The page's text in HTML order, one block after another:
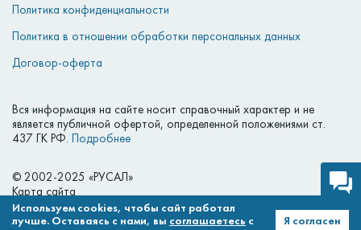
© 2002-2025 «РУСАЛ»
Карта сайта
Политика конфиденциальности
Политика в отношении обработки персональных данных
Договор-оферта
Вся информация на сайте носит справочный характер и не
является публичной офертой, определенной положениями ст.
437 ГК РФ. Подробнее
Используем cookies, чтобы сайт работал
лучше. Оставаясь с нами, вы соглашаетесь с
Я согласен